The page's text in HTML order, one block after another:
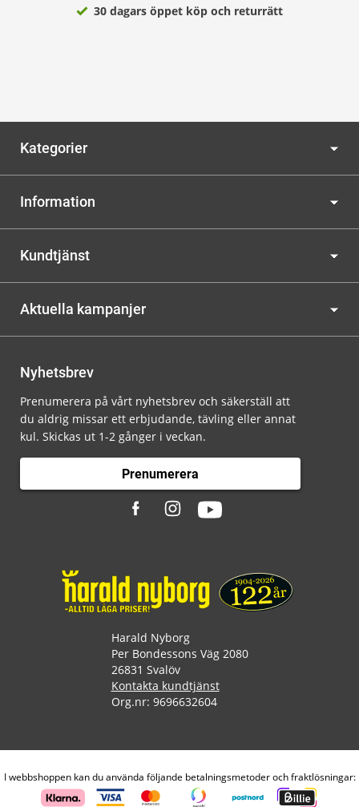
30 dagars öppet köp och returrätt
Kategorier
Information
Kundtjänst
Aktuella kampanjer
Nyhetsbrev
Prenumerera på vårt nyhetsbrev och säkerställ att
du aldrig missar ett erbjudande, tävling eller annat
kul. Skickas ut 1-2 gånger i veckan.
Prenumerera
Harald Nyborg
Per Bondessons Väg 2080
26831 Svalöv
Kontakta kundtjänst
Org.nr: 9696632604
I webbshoppen kan du använda följande betalningsmetoder och fraktlösningar: